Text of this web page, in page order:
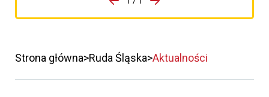
Przejdź do następnego
Strona główna Ruda Śląska Aktualności